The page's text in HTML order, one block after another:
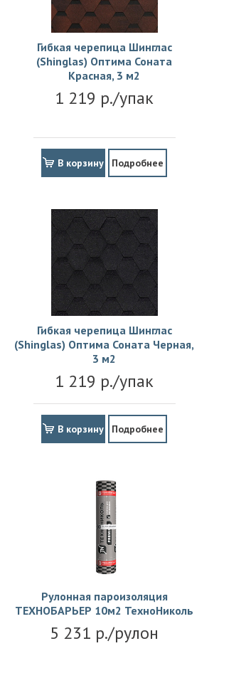
Гибкая черепица Шинглас
(Shinglas) Оптима Соната
Красная, 3 м2
1 219 р./упак
В корзину Подробнее
Гибкая черепица Шинглас
(Shinglas) Оптима Соната Черная,
3 м2
1 219 р./упак
В корзину Подробнее
Рулонная пароизоляция
ТЕХНОБАРЬЕР 10м2 ТехноНиколь
5 231 р./рулон